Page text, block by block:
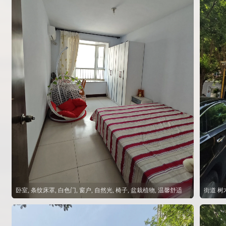
卧室, 条纹床罩, 白色门, 窗户, 自然光, 椅子, 盆栽植物, 温馨舒适 街道 树
9